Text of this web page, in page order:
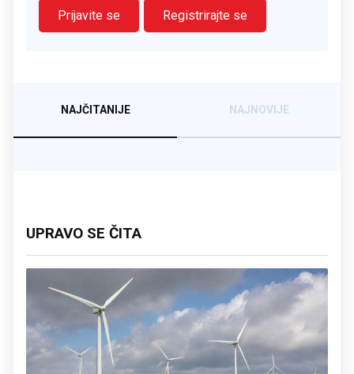
Prijavite se
Registrirajte se
NAJČITANIJE NAJNOVIJE
UPRAVO SE ČITA